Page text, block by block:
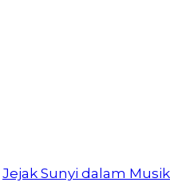
Jejak Sunyi dalam Musik